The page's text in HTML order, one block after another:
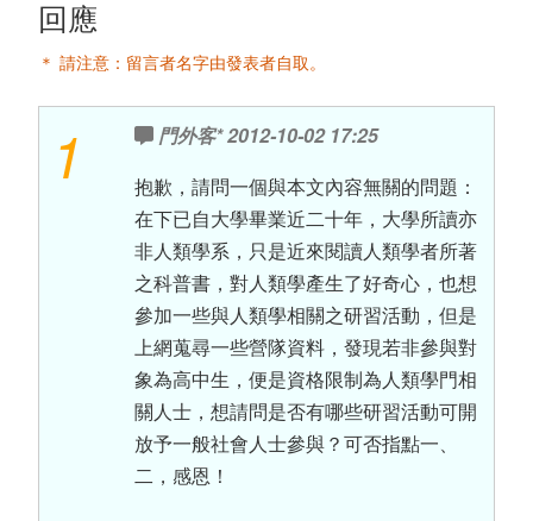
回應
＊ 請注意：留言者名字由發表者自取。
1 門外客*2012-10-02 17:25
抱歉，請問一個與本文內容無關的問題：
在下已自大學畢業近二十年，大學所讀亦
非人類學系，只是近來閱讀人類學者所著
之科普書，對人類學產生了好奇心，也想
參加一些與人類學相關之研習活動，但是
上網蒐尋一些營隊資料，發現若非參與對
象為高中生，便是資格限制為人類學門相
關人士，想請問是否有哪些研習活動可開
放予一般社會人士參與？可否指點一、
二，感恩！